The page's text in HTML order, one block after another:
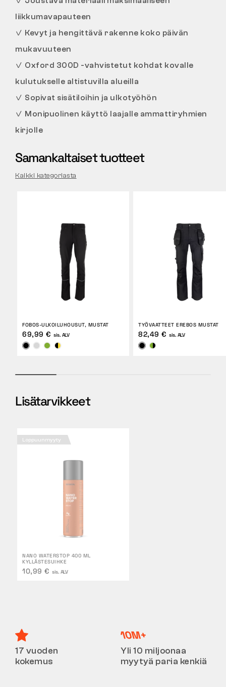
liikkumavapauteen
✓ Kevyt ja hengittävä rakenne koko päivän
mukavuuteen
✓ Oxford 300D -vahvistetut kohdat kovalle
kulutukselle altistuvilla alueilla
✓ Sopivat sisätiloihin ja ulkotyöhön
✓ Monipuolinen käyttö laajalle ammattiryhmien
kirjolle
Samankaltaiset tuotteet
Kaikki kategoriasta
FOBOS-ULKOILUHOUSUT, MUSTAT
69,99 € sis. ALV
TYÖVAATTEET EREBOS MUSTAT
82,49 € sis. ALV
Lisätarvikkeet
Loppuunmyyty
NANO WATERSTOP 400 ML
KYLLÄSTESUIHKE
10,99 € sis. ALV
17 vuoden
kokemus
Yli 10 miljoonaa
myytyä paria kenkiä